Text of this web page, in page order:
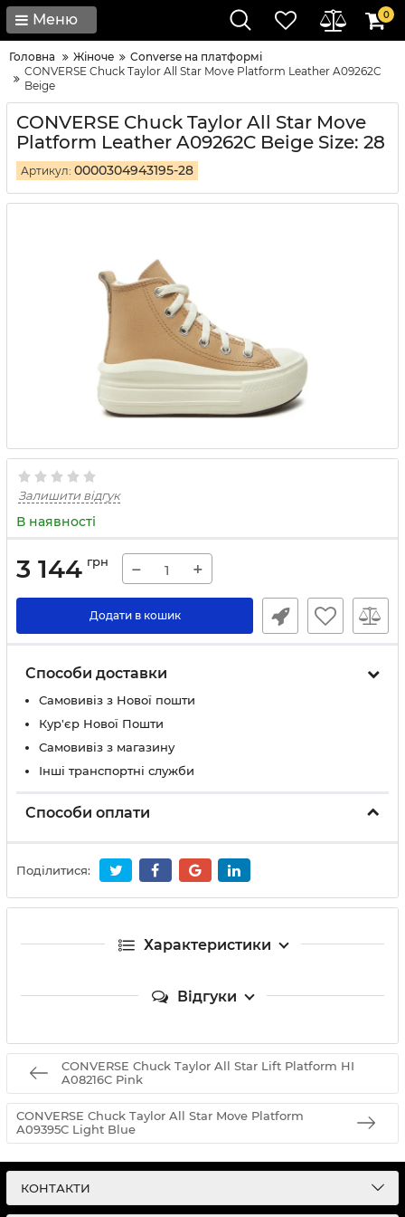
Меню 0
Головна Жіноче
Converse на платформі
CONVERSE Chuck Taylor All Star Move Platform Leather A09262C
Beige
CONVERSE Chuck Taylor All Star Move
Platform Leather A09262C Beige Size: 28
Артикул: 0000304943195-28
Залишити відгук
В наявності
3 144 грн − +
Додати в кошик
Способи доставки
Самовивіз з Нової пошти
Кур'єр Нової Пошти
Самовивіз з магазину
Інші транспортні служби
Способи оплати
Поділитися:
Характеристики
Відгуки
CONVERSE Chuck Taylor All Star Lift Platform HI
A08216C Pink
CONVERSE Chuck Taylor All Star Move Platform
A09395C Light Blue
КОНТАКТИ